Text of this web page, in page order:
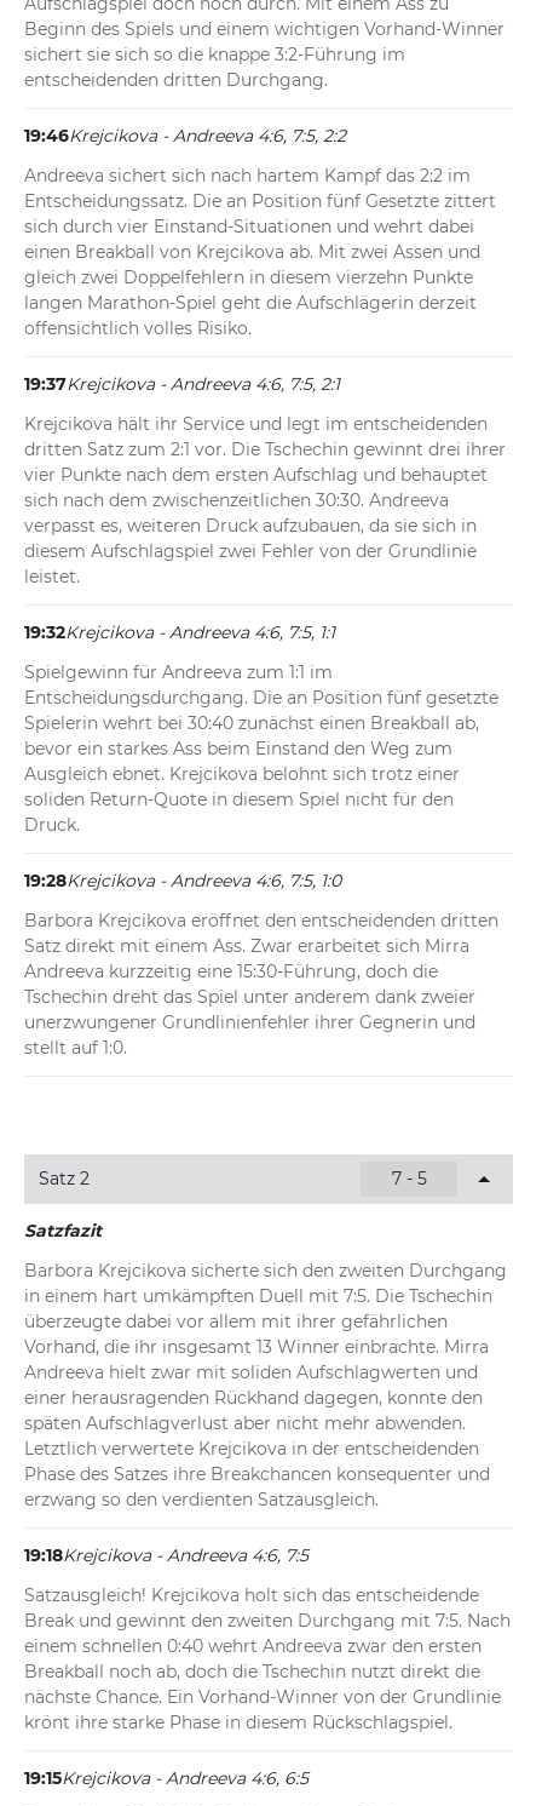
Beginn des Spiels und einem wichtigen Vorhand-Winner
sichert sie sich so die knappe 3:2-Führung im
entscheidenden dritten Durchgang.
19:46Krejcikova - Andreeva 4:6, 7:5, 2:2
Andreeva sichert sich nach hartem Kampf das 2:2 im
Entscheidungssatz. Die an Position fünf Gesetzte zittert
sich durch vier Einstand-Situationen und wehrt dabei
einen Breakball von Krejcikova ab. Mit zwei Assen und
gleich zwei Doppelfehlern in diesem vierzehn Punkte
langen Marathon-Spiel geht die Aufschlägerin derzeit
offensichtlich volles Risiko.
19:37Krejcikova - Andreeva 4:6, 7:5, 2:1
Krejcikova hält ihr Service und legt im entscheidenden
dritten Satz zum 2:1 vor. Die Tschechin gewinnt drei ihrer
vier Punkte nach dem ersten Aufschlag und behauptet
sich nach dem zwischenzeitlichen 30:30. Andreeva
verpasst es, weiteren Druck aufzubauen, da sie sich in
diesem Aufschlagspiel zwei Fehler von der Grundlinie
leistet.
19:32Krejcikova - Andreeva 4:6, 7:5, 1:1
Spielgewinn für Andreeva zum 1:1 im
Entscheidungsdurchgang. Die an Position fünf gesetzte
Spielerin wehrt bei 30:40 zunächst einen Breakball ab,
bevor ein starkes Ass beim Einstand den Weg zum
Ausgleich ebnet. Krejcikova belohnt sich trotz einer
soliden Return-Quote in diesem Spiel nicht für den
Druck.
19:28Krejcikova - Andreeva 4:6, 7:5, 1:0
Barbora Krejcikova eröffnet den entscheidenden dritten
Satz direkt mit einem Ass. Zwar erarbeitet sich Mirra
Andreeva kurzzeitig eine 15:30-Führung, doch die
Tschechin dreht das Spiel unter anderem dank zweier
unerzwungener Grundlinienfehler ihrer Gegnerin und
stellt auf 1:0.
Satz 2 7 - 5
Satzfazit
Barbora Krejcikova sicherte sich den zweiten Durchgang
in einem hart umkämpften Duell mit 7:5. Die Tschechin
überzeugte dabei vor allem mit ihrer gefährlichen
Vorhand, die ihr insgesamt 13 Winner einbrachte. Mirra
Andreeva hielt zwar mit soliden Aufschlagwerten und
einer herausragenden Rückhand dagegen, konnte den
späten Aufschlagverlust aber nicht mehr abwenden.
Letztlich verwertete Krejcikova in der entscheidenden
Phase des Satzes ihre Breakchancen konsequenter und
erzwang so den verdienten Satzausgleich.
19:18Krejcikova - Andreeva 4:6, 7:5
Satzausgleich! Krejcikova holt sich das entscheidende
Break und gewinnt den zweiten Durchgang mit 7:5. Nach
einem schnellen 0:40 wehrt Andreeva zwar den ersten
Breakball noch ab, doch die Tschechin nutzt direkt die
nächste Chance. Ein Vorhand-Winner von der Grundlinie
krönt ihre starke Phase in diesem Rückschlagspiel.
19:15Krejcikova - Andreeva 4:6, 6:5